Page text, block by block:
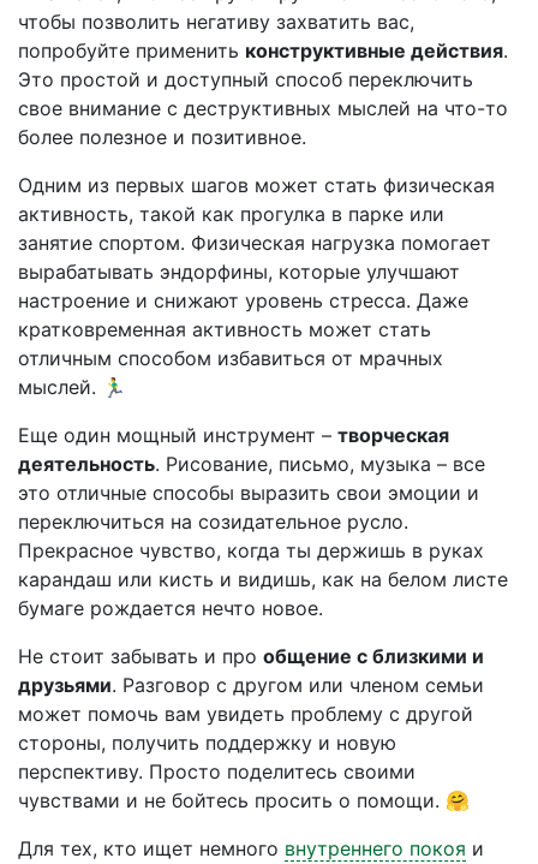
чтобы позволить негативу захватить вас,
попробуйте применить конструктивные действия.
Это простой и доступный способ переключить
свое внимание с деструктивных мыслей на что-то
более полезное и позитивное.
Одним из первых шагов может стать физическая
активность, такой как прогулка в парке или
занятие спортом. Физическая нагрузка помогает
вырабатывать эндорфины, которые улучшают
настроение и снижают уровень стресса. Даже
кратковременная активность может стать
отличным способом избавиться от мрачных
мыслей. 🏃‍♂️
Еще один мощный инструмент – творческая
деятельность. Рисование, письмо, музыка – все
это отличные способы выразить свои эмоции и
переключиться на созидательное русло.
Прекрасное чувство, когда ты держишь в руках
карандаш или кисть и видишь, как на белом листе
бумаге рождается нечто новое.
Не стоит забывать и про общение с близкими и
друзьями. Разговор с другом или членом семьи
может помочь вам увидеть проблему с другой
стороны, получить поддержку и новую
перспективу. Просто поделитесь своими
чувствами и не бойтесь просить о помощи. 🤗
Для тех, кто ищет немного внутреннего покоя и